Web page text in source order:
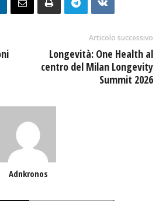
Articolo successivo
Longevità: One Health al
centro del Milan Longevity
Summit 2026
Adnkronos